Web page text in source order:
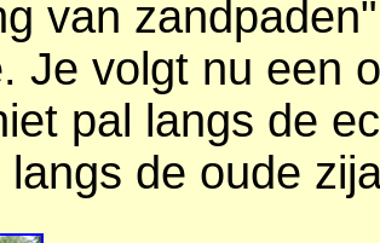
van
Je volgt nu een
pal langs de
langs de oude